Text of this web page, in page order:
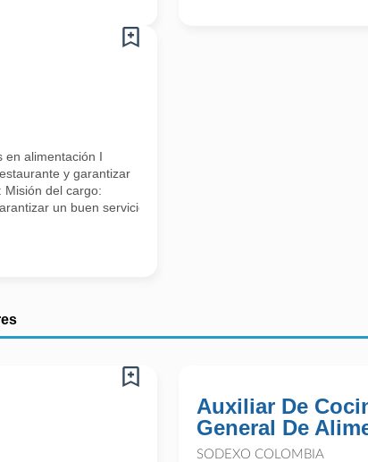
en alimentación I
y garantizar
Misión del cargo:
un buen servicio, cumplimiento de ventas y satisfacción
Auxiliar De
General De
SODEXO COLOMBIA